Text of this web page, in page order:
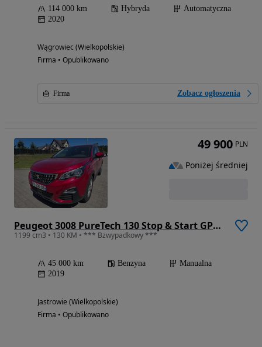
114 000 km Hybryda
Automatyczna
2020
Wągrowiec (Wielkopolskie)
Firma • Opublikowano
Firma Zobacz ogłoszenia
Peugeot 3008 PureTech 130 Stop & Start GPF Active
1199 cm3 • 130 KM • *** Bzwypadkowy ***
45 000 km Benzyna
Manualna
2019
Jastrowie (Wielkopolskie)
Firma • Opublikowano
49 900 PLN
Poniżej średniej